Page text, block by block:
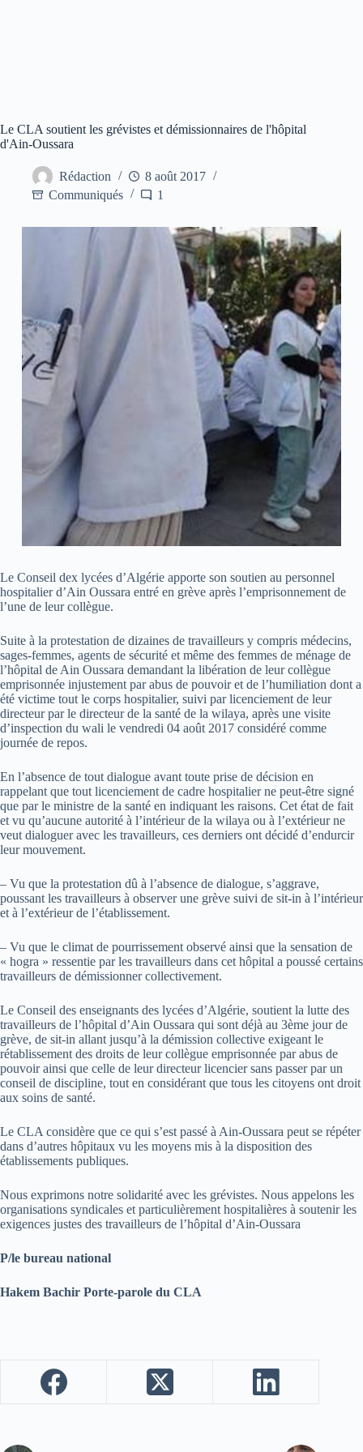
Le CLA soutient les grévistes et démissionnaires de l'hôpital
d'Ain-Oussara
Rédaction
8 août 2017
Communiqués
1
Le Conseil dex lycées d’Algérie apporte son soutien au personnel
hospitalier d’Ain Oussara entré en grève après l’emprisonnement de
l’une de leur collègue.
Suite à la protestation de dizaines de travailleurs y compris médecins,
sages-femmes, agents de sécurité et même des femmes de ménage de
l’hôpital de Ain Oussara demandant la libération de leur collègue
emprisonnée injustement par abus de pouvoir et de l’humiliation dont a
été victime tout le corps hospitalier, suivi par licenciement de leur
directeur par le directeur de la santé de la wilaya, après une visite
d’inspection du wali le vendredi 04 août 2017 considéré comme
journée de repos.
En l’absence de tout dialogue avant toute prise de décision en
rappelant que tout licenciement de cadre hospitalier ne peut-être signé
que par le ministre de la santé en indiquant les raisons. Cet état de fait
et vu qu’aucune autorité à l’intérieur de la wilaya ou à l’extérieur ne
veut dialoguer avec les travailleurs, ces derniers ont décidé d’endurcir
leur mouvement.
– Vu que la protestation dû à l’absence de dialogue, s’aggrave,
poussant les travailleurs à observer une grève suivi de sit-in à l’intérieur
et à l’extérieur de l’établissement.
– Vu que le climat de pourrissement observé ainsi que la sensation de
« hogra » ressentie par les travailleurs dans cet hôpital a poussé certains
travailleurs de démissionner collectivement.
Le Conseil des enseignants des lycées d’Algérie, soutient la lutte des
travailleurs de l’hôpital d’Ain Oussara qui sont déjà au 3ème jour de
grève, de sit-in allant jusqu’à la démission collective exigeant le
rétablissement des droits de leur collègue emprisonnée par abus de
pouvoir ainsi que celle de leur directeur licencier sans passer par un
conseil de discipline, tout en considérant que tous les citoyens ont droit
aux soins de santé.
Le CLA considère que ce qui s’est passé à Ain-Oussara peut se répéter
dans d’autres hôpitaux vu les moyens mis à la disposition des
établissements publiques.
Nous exprimons notre solidarité avec les grévistes. Nous appelons les
organisations syndicales et particulièrement hospitalières à soutenir les
exigences justes des travailleurs de l’hôpital d’Ain-Oussara
P/le bureau national
Hakem Bachir Porte-parole du CLA